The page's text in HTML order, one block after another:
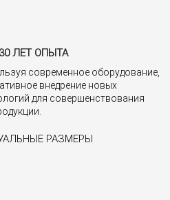
ЛЕТ ОПЫТА
современное оборудование,
внедрение новых
для совершенствования